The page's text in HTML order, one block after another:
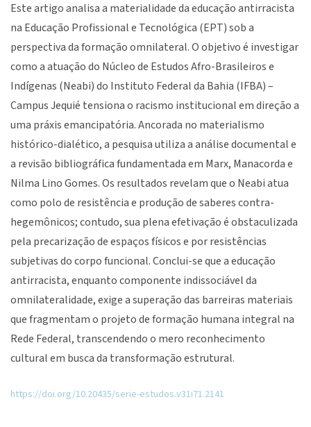
Este artigo analisa a materialidade da educação antirracista
na Educação Profissional e Tecnológica (EPT) sob a
perspectiva da formação omnilateral. O objetivo é investigar
como a atuação do Núcleo de Estudos Afro-Brasileiros e
Indígenas (Neabi) do Instituto Federal da Bahia (IFBA) –
Campus Jequié tensiona o racismo institucional em direção a
uma práxis emancipatória. Ancorada no materialismo
histórico-dialético, a pesquisa utiliza a análise documental e
a revisão bibliográfica fundamentada em Marx, Manacorda e
Nilma Lino Gomes. Os resultados revelam que o Neabi atua
como polo de resistência e produção de saberes contra-
hegemônicos; contudo, sua plena efetivação é obstaculizada
pela precarização de espaços físicos e por resistências
subjetivas do corpo funcional. Conclui-se que a educação
antirracista, enquanto componente indissociável da
omnilateralidade, exige a superação das barreiras materiais
que fragmentam o projeto de formação humana integral na
Rede Federal, transcendendo o mero reconhecimento
cultural em busca da transformação estrutural.
https://doi.org/10.20435/serie-estudos.v31i71.2141